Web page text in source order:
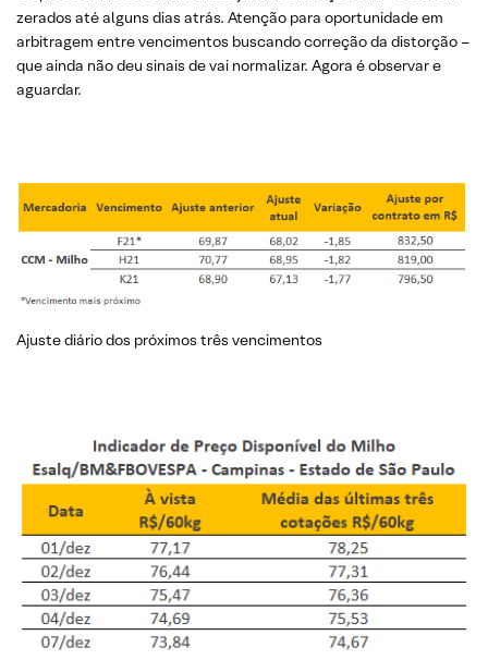
zerados até alguns dias atrás. Atenção para oportunidade em
arbitragem entre vencimentos buscando correção da distorção –
que ainda não deu sinais de vai normalizar. Agora é observar e
aguardar.
Ajuste diário dos próximos três vencimentos